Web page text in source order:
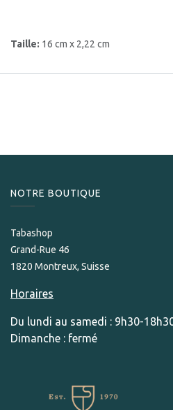
Taille: 16 cm x 2,22 cm
NOTRE BOUTIQUE
Tabashop
Grand-Rue 46
1820 Montreux, Suisse
Horaires
Du lundi au samedi : 9h30-
Dimanche : fermé